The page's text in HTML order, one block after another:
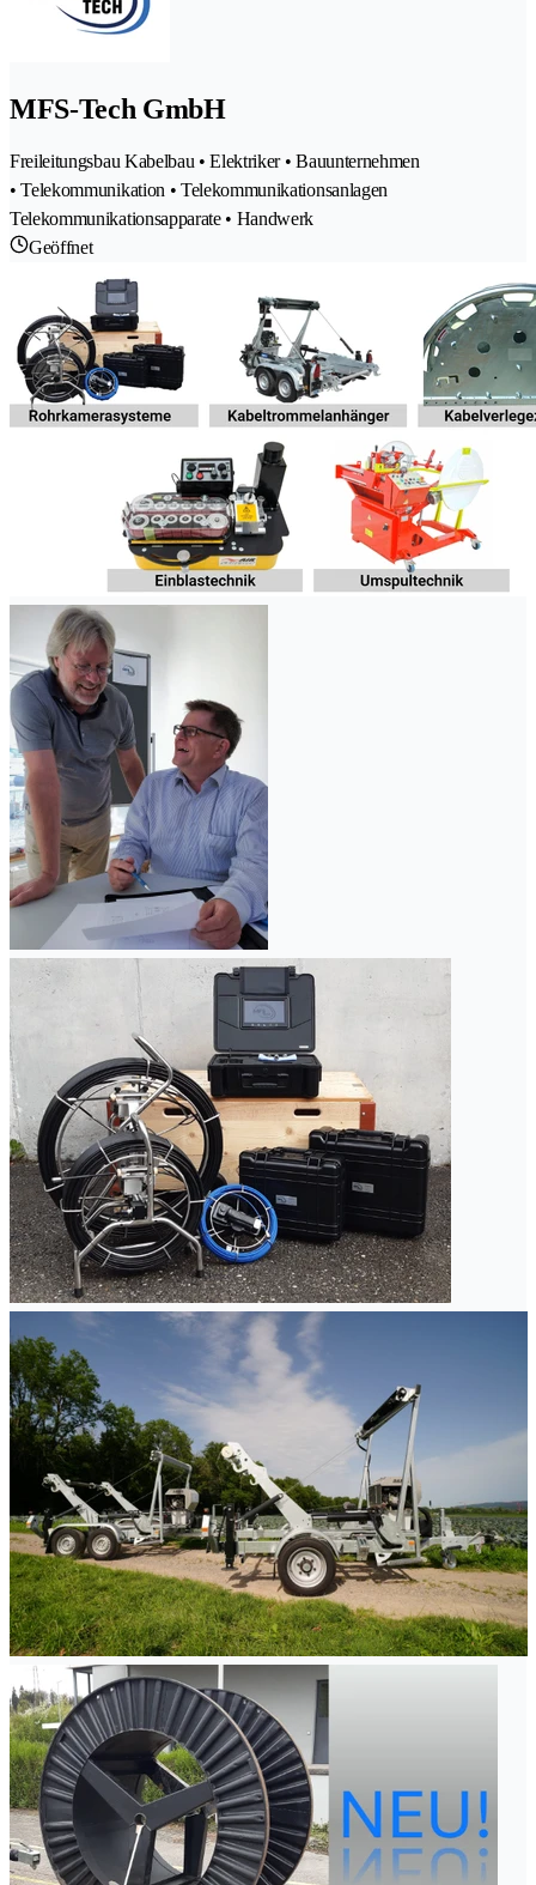
MFS-Tech GmbH
Freileitungsbau Kabelbau • Elektriker • Bauunternehmen
• Telekommunikation • Telekommunikationsanlagen
Telekommunikationsapparate • Handwerk
Geöffnet